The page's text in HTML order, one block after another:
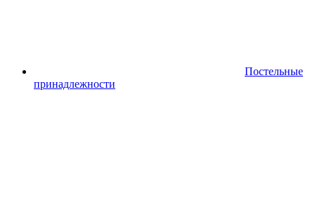
Постельные
принадлежности